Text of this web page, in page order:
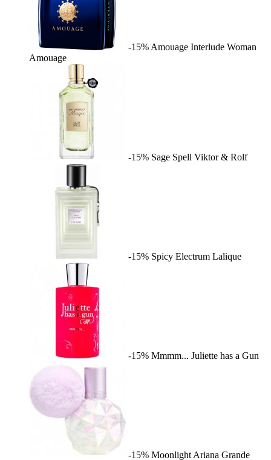
-15% Amouage Interlude Woman
Amouage
-15% Sage Spell Viktor & Rolf
-15% Spicy Electrum Lalique
-15% Mmmm... Juliette has a Gun
-15% Moonlight Ariana Grande